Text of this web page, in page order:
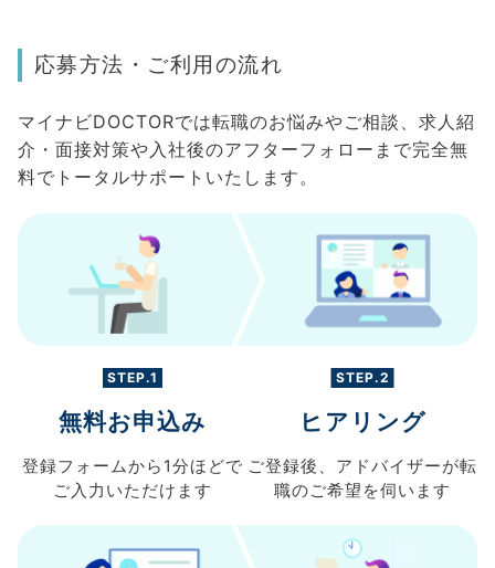
応募方法・ご利用の流れ
マイナビDOCTORでは転職のお悩みやご相談、求人紹
介・面接対策や入社後のアフターフォローまで完全無
料でトータルサポートいたします。
STEP.1
無料お申込み
登録フォームから 1分ほどで
ご入力 いただけます
STEP.2
ヒアリング
ご登録後、 アドバイザーが転
職のご希望を伺います